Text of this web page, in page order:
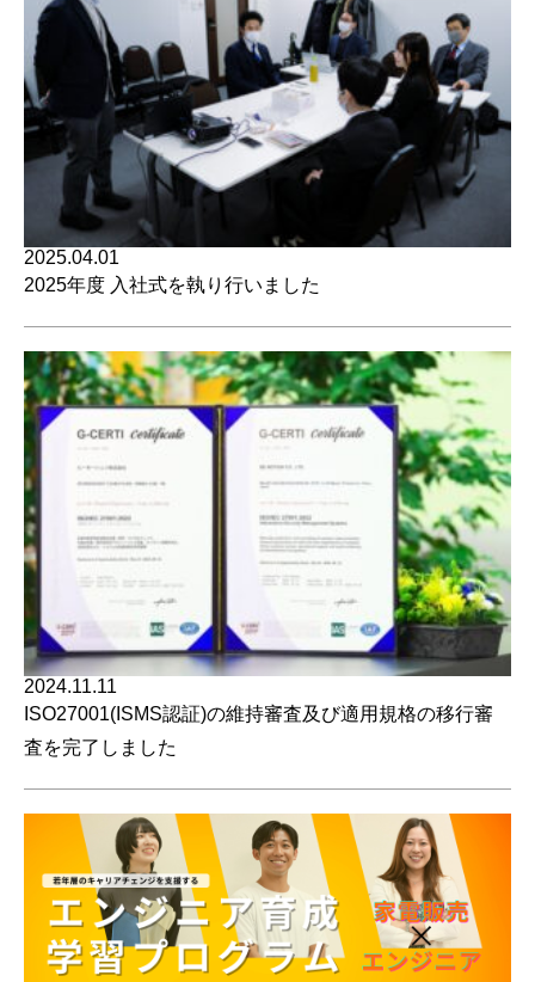
2025.04.01
2025年度 入社式を執り行いました
2024.11.11
ISO27001(ISMS認証)の維持審査及び適用規格の移行審
査を完了しました